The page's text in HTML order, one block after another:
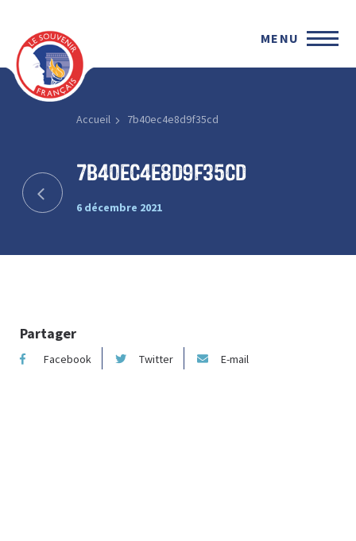
MENU
Accueil 7b40ec4e8d9f35cd
7b40ec4e8d9f35cd
6 décembre 2021
Partager
Facebook Twitter E-mail